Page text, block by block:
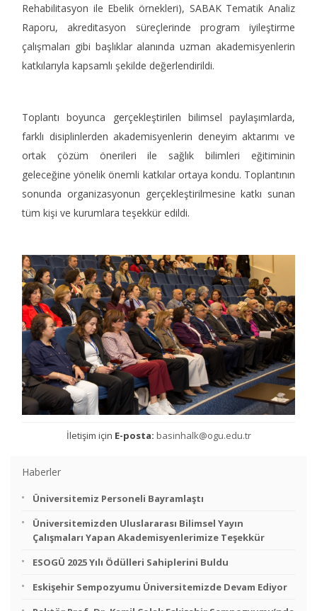
Rehabilitasyon ile Ebelik örnekleri), SABAK Tematik Analiz
Raporu, akreditasyon süreçlerinde program iyileştirme
çalışmaları gibi başlıklar alanında uzman akademisyenlerin
katkılarıyla kapsamlı şekilde değerlendirildi.
Toplantı boyunca gerçekleştirilen bilimsel paylaşımlarda,
farklı disiplinlerden akademisyenlerin deneyim aktarımı ve
ortak çözüm önerileri ile sağlık bilimleri eğitiminin
geleceğine yönelik önemli katkılar ortaya kondu. Toplantının
sonunda organizasyonun gerçekleştirilmesine katkı sunan
tüm kişi ve kurumlara teşekkür edildi.
İletişim için E-posta: basinhalk@ogu.edu.tr
Haberler
Üniversitemiz Personeli Bayramlaştı
Üniversitemizden Uluslararası Bilimsel Yayın
Çalışmaları Yapan Akademisyenlerimize Teşekkür
ESOGÜ 2025 Yılı Ödülleri Sahiplerini Buldu
Eskişehir Sempozyumu Üniversitemizde Devam Ediyor